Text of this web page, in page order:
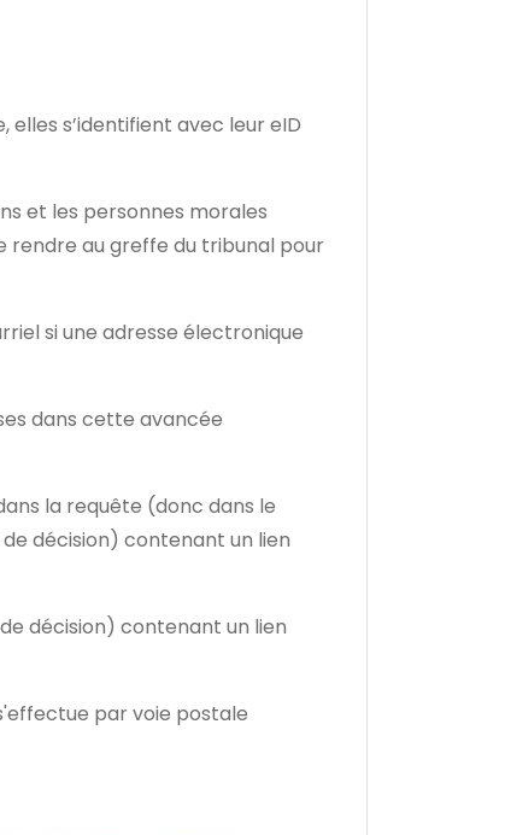
s’identifient avec leur eID
et les personnes morales
rendre au greffe du tribunal pour
si une adresse électronique
dans cette avancée
la requête (donc dans le
décision) contenant un lien
décision) contenant un lien
par voie postale